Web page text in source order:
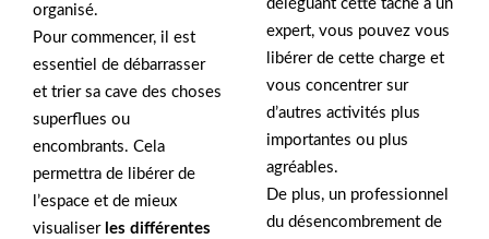
organisé.
Pour commencer, il est
essentiel de débarrasser
et trier sa cave des choses
superflues ou
encombrants. Cela
permettra de libérer de
l’espace et de mieux
visualiser les différentes
déléguant cette tâche à un
expert, vous pouvez vous
libérer de cette charge et
vous concentrer sur
d’autres activités plus
importantes ou plus
agréables.
De plus, un professionnel
du désencombrement de